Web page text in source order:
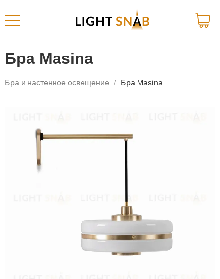
Бра Masina
Бра и настенное освещение Бра Masina